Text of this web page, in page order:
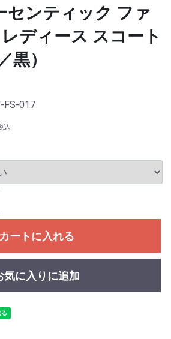
センティック ファ
ディース スコート
黒）
FS-017
込
カートに入れる
気に入りに追加